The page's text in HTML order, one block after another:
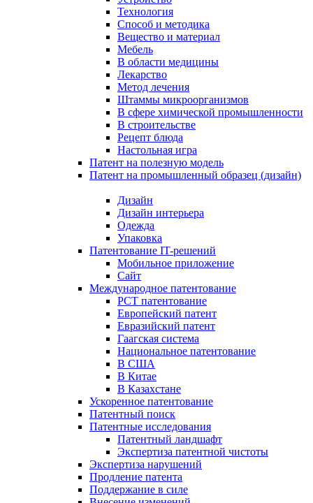
Технология
Способ и методика
Вещество и материал
Мебель
В области медицины
Лекарство
Метод лечения
Штаммы микроорганизмов
В сфере химической промышленности
В строительстве
Рецепт блюда
Настольная игра
Патент на полезную модель
Патент на промышленный образец (дизайн)
Дизайн
Дизайн интерьера
Одежда
Упаковка
Патентование IT-решений
Мобильное приложение
Сайт
Международное патентование
PCT патентование
Европейский патент
Евразийский патент
Гаагская система
Национальное патентование
В США
В Китае
В Казахстане
Ускоренное патентование
Патентный поиск
Патентные исследования
Патентный ландшафт
Экспертиза патентной чистоты
Экспертиза нарушений
Продление патента
Поддержание в силе